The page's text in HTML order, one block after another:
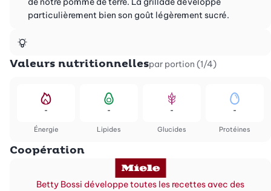
particulièrement bien son goût légèrement sucré.
Valeurs nutritionnellespar portion (1/4)
Énergie
-
Lipides
-
Glucides
-
Protéines
-
Coopération
Betty Bossi développe toutes les recettes avec des